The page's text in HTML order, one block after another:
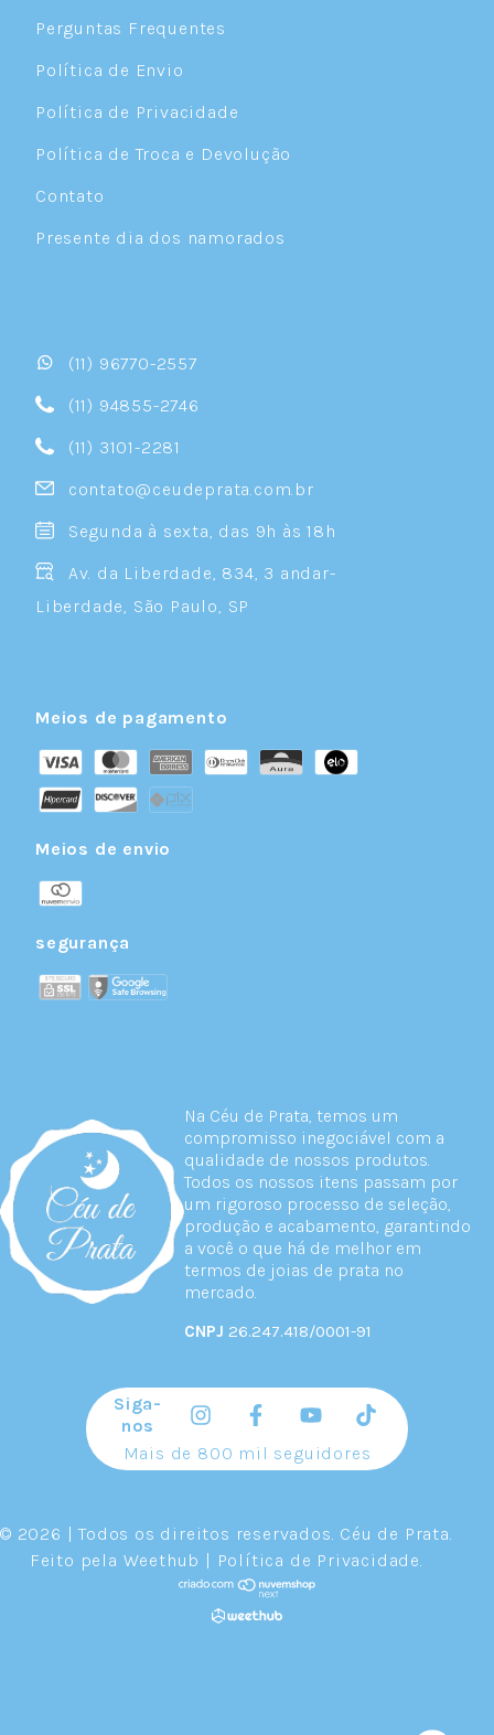
Na Céu de Prata, temos um
compromisso inegociável com a
qualidade de nossos produtos.
Todos os nossos itens passam por
um rigoroso processo de seleção,
produção e acabamento, garantindo
a você o que há de melhor em
termos de joias de prata no
mercado.
CNPJ 26.247.418/0001-91
Perguntas Frequentes
Política de Envio
Política de Privacidade
Política de Troca e Devolução
Contato
Presente dia dos namorados
(11) 96770-2557
(11) 94855-2746
(11) 3101-2281
contato@ceudeprata.com.br
Segunda à sexta, das 9h às 18h
Av. da Liberdade, 834, 3 andar-
Liberdade, São Paulo, SP
Meios de pagamento
Meios de envio
segurança
Siga-
nos
Mais de 800 mil seguidores
© 2026 | Todos os direitos reservados. Céu de Prata.
Feito pela Weethub | Política de Privacidade.